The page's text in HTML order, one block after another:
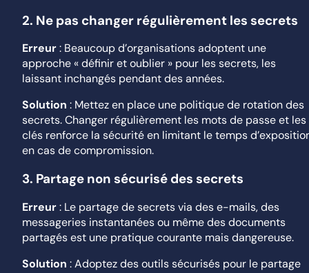
2. Ne pas changer régulièrement les secrets
Erreur: Beaucoup d’organisations adoptent une
approche « définir et oublier » pour les secrets, les
laissant inchangés pendant des années.
Solution : Mettez en place une politique de rotation des
secrets. Changer régulièrement les mots de passe et les
clés renforce la sécurité en limitant le temps
en cas de compromission.
3. Partage non sécurisé des secrets
Erreur: Le partage de secrets via des e-mails, des
messageries instantanées ou même des documents
partagés est une pratique courante mais dangereuse.
Solution : Adoptez des outils sécurisés pour le partage